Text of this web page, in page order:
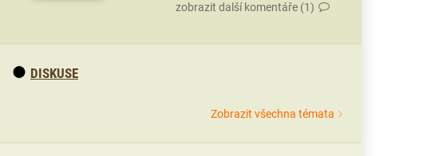
zobrazit další komentáře (1)
DISKUSE
Zobrazit všechna témata